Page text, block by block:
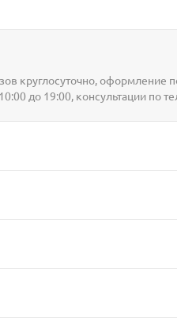
круглосуточно, оформление
до 19:00, консультации по